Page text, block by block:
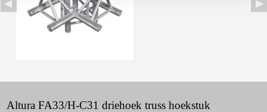
Altura FA33/H-C31 driehoek truss hoekstuk